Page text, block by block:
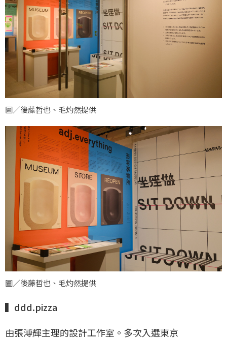
圖／後藤哲也、毛灼然提供
圖／後藤哲也、毛灼然提供
▍ddd.pizza
由張溥輝主理的設計工作室。多次入選東京